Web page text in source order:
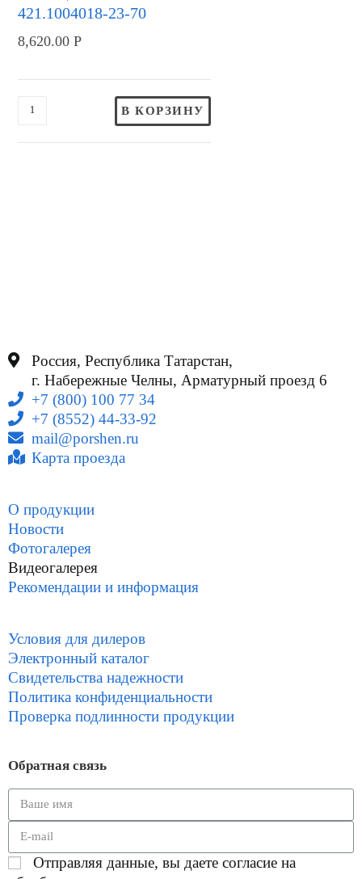
421.1004018-23-70
8,620.00Р
В КОРЗИНУ
Россия, Республика Татарстан,
г. Набережные Челны, Арматурный проезд 6
+7 (800) 100 77 34
+7 (8552) 44-33-92
mail@porshen.ru
Карта проезда
О продукции
Новости
Фотогалерея
Видеогалерея
Рекомендации и информация
Условия для дилеров
Электронный каталог
Свидетельства надежности
Политика конфиденциальности
Проверка подлинности продукции
Обратная связь
Отправляя данные, вы даете согласие на